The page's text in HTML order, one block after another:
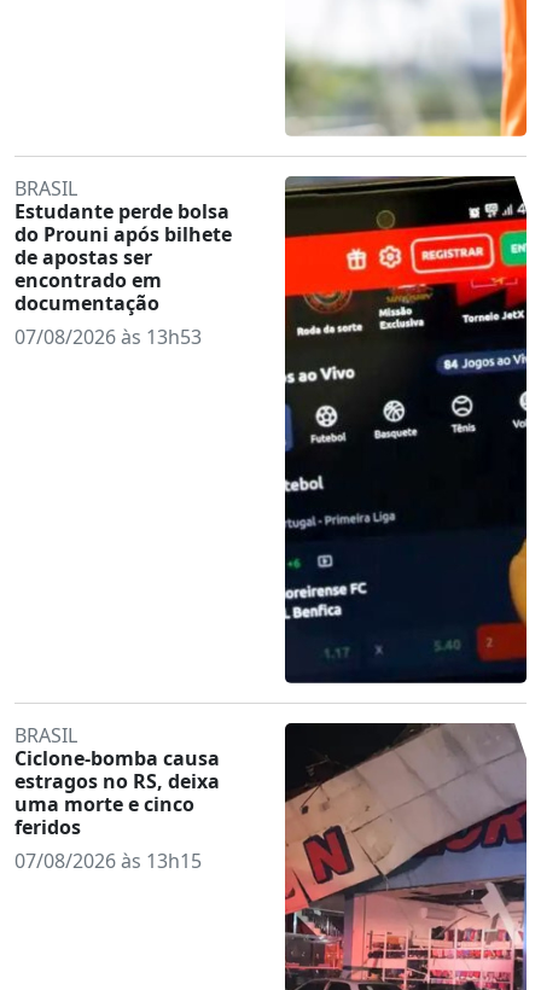
BRASIL
Estudante perde bolsa
do Prouni após bilhete
de apostas ser
encontrado em
documentação
07/08/2026 às 13h53
BRASIL
Ciclone-bomba causa
estragos no RS, deixa
uma morte e cinco
feridos
07/08/2026 às 13h15